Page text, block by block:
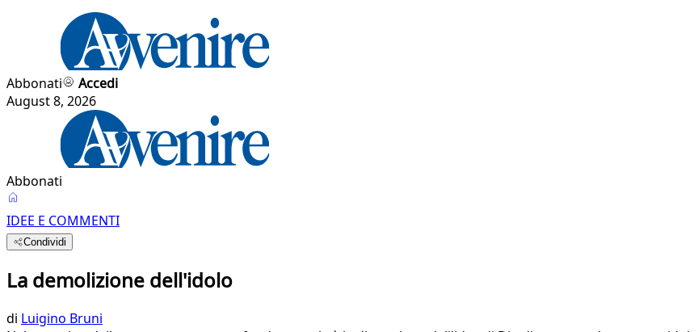
Abbonati
Accedi
August 8, 2026
Abbonati
IDEE E COMMENTI
Condividi
La demolizione dell'idolo
di Luigino Bruni